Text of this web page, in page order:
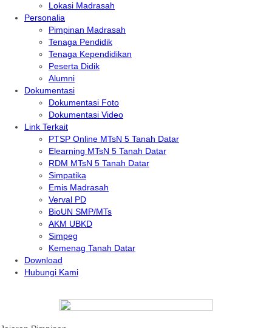
Lokasi Madrasah
Personalia
Pimpinan Madrasah
Tenaga Pendidik
Tenaga Kependidikan
Peserta Didik
Alumni
Dokumentasi
Dokumentasi Foto
Dokumentasi Video
Link Terkait
PTSP Online MTsN 5 Tanah Datar
Elearning MTsN 5 Tanah Datar
RDM MTsN 5 Tanah Datar
Simpatika
Emis Madrasah
Verval PD
BioUN SMP/MTs
AKM UBKD
Simpeg
Kemenag Tanah Datar
Download
Hubungi Kami